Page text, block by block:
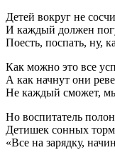
Детей вокруг не
И каждый должен
Поесть, поспать, ну,
Как можно это все
А как начнут они
Не каждый сможет,
Но воспитатель
Детишек сонных
«Все на зарядку,